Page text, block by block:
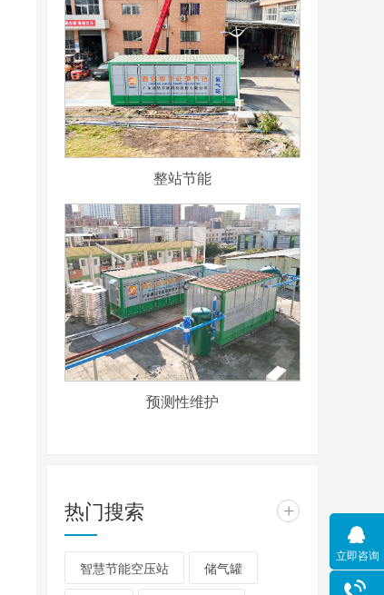
整站节能
预测性维护
热门搜索 +
智慧节能空压站 储气罐
立即咨询